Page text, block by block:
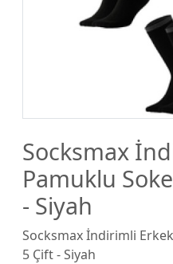
Socksmax
Pamuklu
- Siyah
Socksmax İndirimli
5 Çift - Siyah